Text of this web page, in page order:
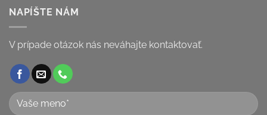
NAPÍŠTE NÁM
V prípade otázok nás neváhajte kontaktovať.